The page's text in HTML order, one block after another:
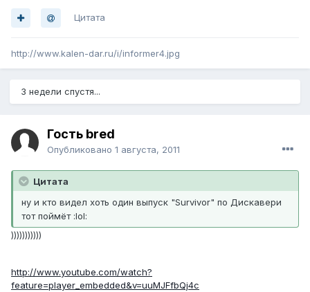
Цитата
http://www.kalen-dar.ru/i/informer4.jpg
3 недели спустя...
Гость bred
Опубликовано 1 августа, 2011
Цитата
ну и кто видел хоть один выпуск "Survivor" по Дискавери
тот поймёт :lol:
)))))))))))
http://www.youtube.com/watch?
feature=player_embedded&v=uuMJFfbQj4c